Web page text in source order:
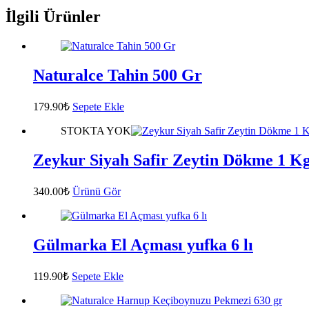
İlgili Ürünler
Naturalce Tahin 500 Gr
179.90₺ Sepete Ekle
STOKTA YOK
Zeykur Siyah Safir Zeytin Dökme 1
340.00₺ Ürünü Gör
Gülmarka El Açması yufka 6 lı
119.90₺ Sepete Ekle